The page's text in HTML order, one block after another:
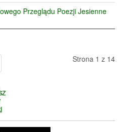
Przeglądu Poezji Jesienne
Strona 1 z 14